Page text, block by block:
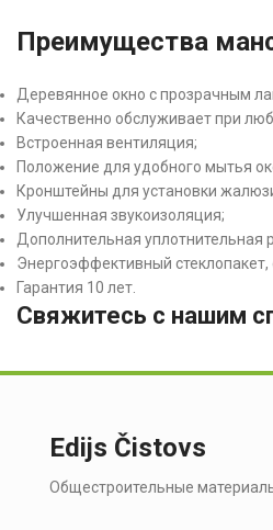
Преимущества
Деревянное окно с прозрачным
Качественно обслуживает при
Встроенная вентиляция;
Положение для удобного мытья
Кронштейны для установки
Улучшенная звукоизоляция;
Дополнительная уплотнительная
Энергоэффективный стеклопакет,
Гарантия 10 лет.
Свяжитесь с нашим
Edijs Čistovs
Общестроительные